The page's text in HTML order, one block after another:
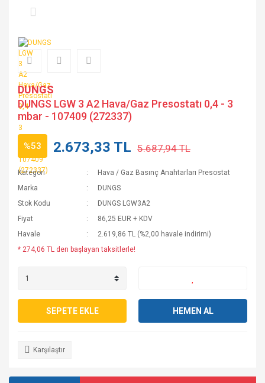
DUNGS
DUNGS LGW 3 A2 Hava/Gaz Presostatı 0,4 - 3
mbar - 107409 (272337)
%53 2.673,33 TL 5.687,94 TL
Kategori
Hava / Gaz Basınç Anahtarları Presostat
Marka
DUNGS
Stok Kodu
DUNGS LGW3A2
Fiyat
86,25 EUR + KDV
Havale
2.619,86 TL (%2,00 havale indirimi)
* 274,06 TL den başlayan taksitlerle!
SEPETE EKLE HEMEN AL
Karşılaştır